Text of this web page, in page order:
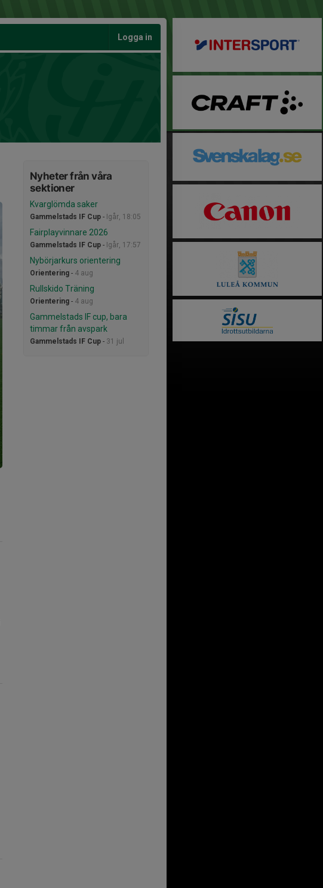
Logga in
Nyheter från våra
sektioner
Kvarglömda saker
Gammelstads IF Cup - Igår, 18:05
Fairplayvinnare 2026
Gammelstads IF Cup - Igår, 17:57
Nybörjarkurs orientering
Orientering - 4 aug
Rullskido Träning
Orientering - 4 aug
Gammelstads IF cup, bara
timmar från avspark
Gammelstads IF Cup - 31 jul